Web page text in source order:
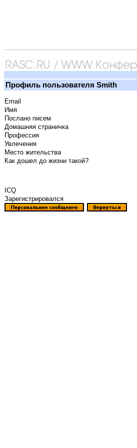
Профиль пользователя Smith
Email
Имя
Послано писем
Домашняя страничка
Профессия
Увлечения
Место жительства
Как дошел до жизни такой?
ICQ
Зарегистрировался